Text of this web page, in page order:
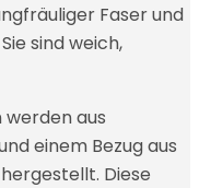
Faser und
sind weich,
aus
einem Bezug aus
Diese